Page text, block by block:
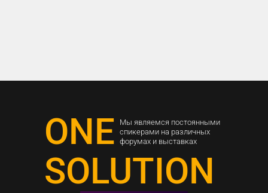
ONE
SOLUTION
Мы являемся постоянными
спикерами на различных
форумах и выставках